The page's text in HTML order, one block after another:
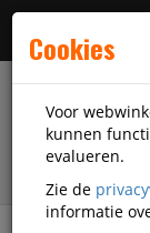
Cookies
Voor
kunnen
evalueren.
Zie de
informatie